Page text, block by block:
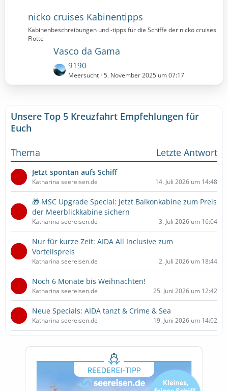
i
t
r
t
e
B
r
e
nicko cruises Kabinentipps
Kabinenbeschreibungen und -tipps für die Schiffe der nicko cruises
Flotte
Vasco da Gama
L
e
t
e
ä
g
e
9190
Meersucht 5. November 2025 um 07:17
Unsere Top 5 Kreuzfahrt Empfehlungen für
Euch
Thema
Letzte Antwort
Jetzt spontan aufs Schiff
Katharina seereisen.de 14. Juli 2026 um 14:48
🎁 MSC Upgrade Special: Jetzt Balkonkabine zum Preis
der Meerblickkabine sichern
Katharina seereisen.de 3. Juli 2026 um 16:04
Nur für kurze Zeit: AIDA All Inclusive zum
Vorteilspreis
Katharina seereisen.de 2. Juli 2026 um 18:44
Noch 6 Monate bis Weihnachten!
Katharina seereisen.de 25. Juni 2026 um 12:42
Neue Specials: AIDA tanzt & Crime & Sea
Katharina seereisen.de 19. Juni 2026 um 14:02